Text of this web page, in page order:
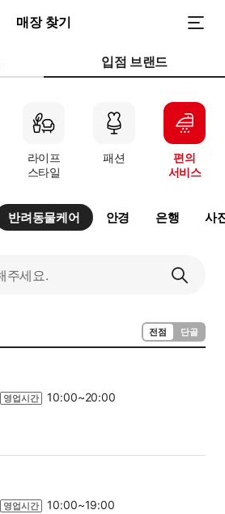
매장 찾기
입점 브랜드
라이프
스타일
패션
편의
서비스
반려동물케어 안경 은행 사
전점 단골
영업시간 10:00~20:00
영업시간 10:00~19:00